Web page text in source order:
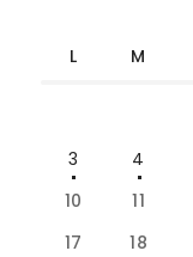
L M
3
4
10
11
17
18